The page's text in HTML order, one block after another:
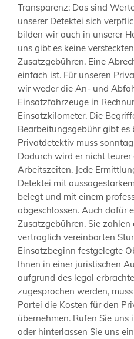
Transparenz: Das sind
unserer Detektei sich
bilden wir auch in unserer
uns gibt es keine
Zusatzgebühren. Eine
einfach ist. Für unseren
wir weder die An- und
Einsatzfahrzeuge in
Einsatzkilometer. Die
Bearbeitungsgebühr gibt es
Privatdetektiv muss
Dadurch wird er nicht teurer
Arbeitszeiten. Jede
Detektei mit
belegt und mit einem
abgeschlossen. Auch dafür
Zusatzgebühren. Sie
vertraglich vereinbarten
Einsatzbeginn festgelegte
Ihnen in einer juristischen
aufgrund des legal
zugesprochen werden,
Partei die Kosten für den
übernehmen. Rufen Sie
oder hinterlassen Sie uns